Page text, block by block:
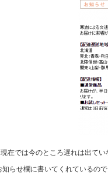
在では今のところ遅れは出て
らせ欄に書いてくれているの